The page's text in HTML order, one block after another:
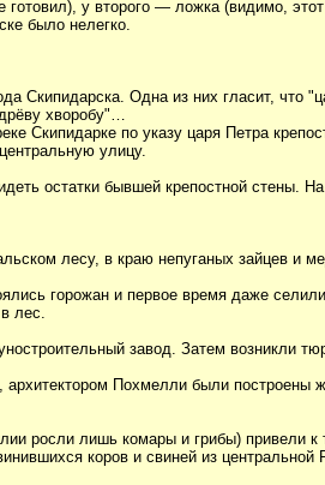
у второго — ложка (видимо,
было нелегко.
Скипидарска. Одна из них гласит,
хворобу"…
Скипидарке по указу царя Петра
улицу.
остатки бывшей крепостной стены.
лесу, в краю непуганых зайцев и
горожан и первое время даже
лес.
завод. Затем возникли
архитектором Похмелли были
росли лишь комары и грибы) привели
коров и свиней из